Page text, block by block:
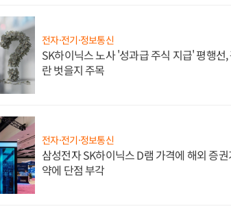
전자·전기·정보통신
SK하이닉스 노사 '성과급 주식 지급' 평행
란 벗을지 주목
전자·전기·정보통신
삼성전자 SK하이닉스 D램 가격에 해외 증
약에 단점 부각